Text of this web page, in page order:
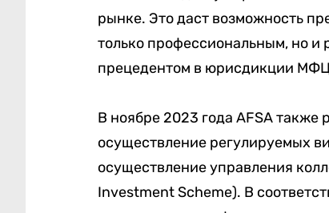
рынке. Это даст возможность
только профессиональным, но и
прецедентом в юрисдикции
В ноябре 2023 года AFSA
осуществление регулируемых
осуществление управления
Investment Scheme). В